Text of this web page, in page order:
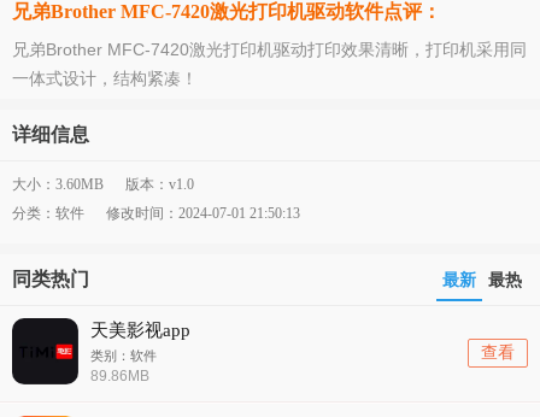
兄弟Brother MFC-7420激光打印机驱动软件点评：
兄弟Brother MFC-7420激光打印机驱动打印效果清晰，打印机采用同
一体式设计，结构紧凑！
详细信息
大小：3.60MB
版本：v1.0
分类：软件
修改时间：2024-07-01 21:50:13
同类热门 最新 最热
天美影视app
类别：软件
89.86MB
查看